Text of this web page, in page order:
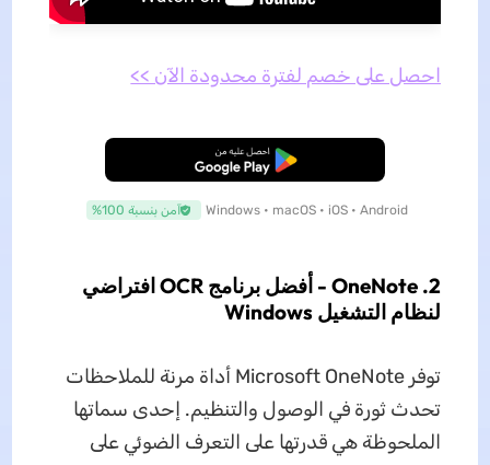
احصل على خصم لفترة محدودة الآن >>
تنزيل مجاني
Windows • macOS • iOS • Android آمن بنسبة 100%
2. OneNote - أفضل برنامج OCR افتراضي
لنظام التشغيل Windows
توفر Microsoft OneNote أداة مرنة للملاحظات
تحدث ثورة في الوصول والتنظيم. إحدى سماتها
الملحوظة هي قدرتها على التعرف الضوئي على